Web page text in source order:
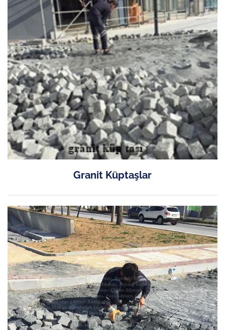
Granit Küptaşlar